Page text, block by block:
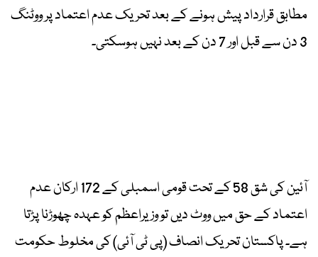
مطابق قرارداد پیش ہونے کے بعد تحریک عدم اعتماد پر ووٹنگ
3 دن سے قبل اور 7 دن کے بعد نہیں ہوسکتی۔
آئین کی شق 58 کے تحت قومی اسمبلی کے 172 ارکان عدم
اعتماد کے حق میں ووٹ دیں تو وزیراعظم کو عہدہ چھوڑنا پڑتا
ہے۔ پاکستان تحریک انصاف (پی ٹی آئی) کی مخلوط حکومت